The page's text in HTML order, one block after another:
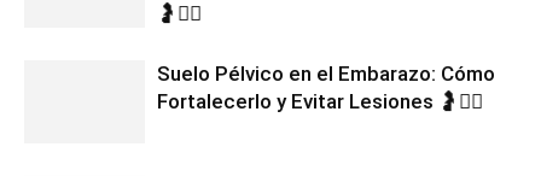
🤰💆‍♀️
Suelo Pélvico en el Embarazo: Cómo
Fortalecerlo y Evitar Lesiones 🤰🧘‍♀️